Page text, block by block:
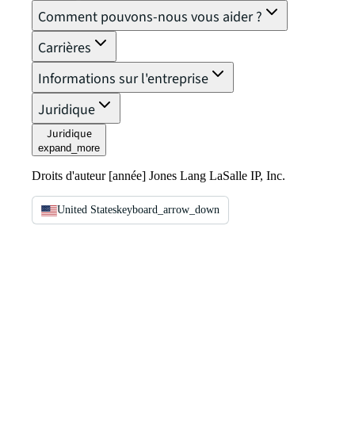
Comment pouvons-nous vous aider ?
Carrières
Informations sur l'entreprise
Juridique
Juridique
expand_more
Droits d'auteur [année] Jones Lang LaSalle IP, Inc.
United Stateskeyboard_arrow_down